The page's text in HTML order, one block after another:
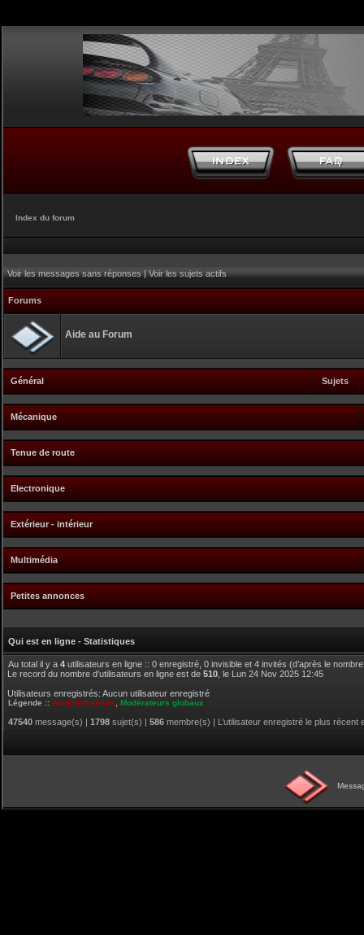
Index du forum
Voir les messages sans réponses|Voir les sujets actifs
Forums
Aide au Forum
Général Sujets
Mécanique
Tenue de route
Electronique
Extérieur - intérieur
Multimédia
Petites annonces
Qui est en ligne - Statistiques
Au total il y a 4 utilisateurs en ligne :: 0 enregistré, 0 invisible et 4 invités (d’après le
Le record du nombre d’utilisateurs en ligne est de 510 , le Lun 24 Nov 2025 12:45
Utilisateurs enregistrés: Aucun utilisateur enregistré
Légende :: Administrateurs Modérateurs globaux
47540 message(s) | 1798 sujet(s) | 586 membre(s) | L’utilisateur enregistré le plus récent